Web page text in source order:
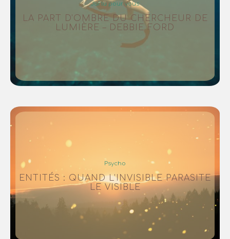
J'ai lu pour vous
LA PART D’OMBRE DU CHERCHEUR DE
LUMIÈRE – DEBBIE FORD
Psycho
ENTITÉS : QUAND L’INVISIBLE PARASITE
LE VISIBLE